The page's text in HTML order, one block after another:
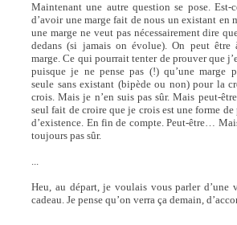
Maintenant une autre question se pose. Est-
d’avoir une marge fait de nous un existant en
une marge ne veut pas nécessairement dire
dedans (si jamais on évolue). On peut être
marge. Ce qui pourrait tenter de prouver que
puisque je ne pense pas (!) qu’une marge
seule sans existant (bipède ou non) pour la
crois. Mais je n’en suis pas sûr. Mais peut-
seul fait de croire que je crois est une forme de
d’existence. En fin de compte. Peut-être…
toujours pas sûr.
...
Heu, au départ, je voulais vous parler d’une
cadeau. Je pense qu’on verra ça demain,